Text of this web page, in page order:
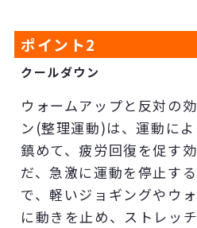
ポイント2
クールダウン
ウォームアップと反対の
ン(整理運動)は、運動に
鎮めて、疲労回復を促す
だ、急激に運動を停止す
で、軽いジョギングやウ
に動きを止め、ストレッ